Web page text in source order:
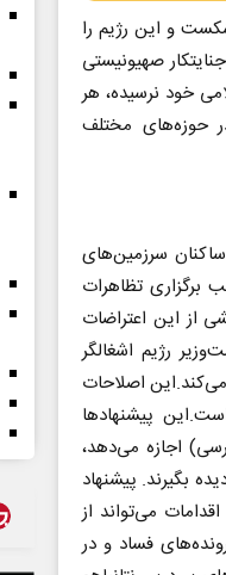
و این رژیم را
صهیونیستی
خود نرسیده، هر
حوزه‌های مختلف
سرزمین‌های
برگزاری تظاهرات
از این اعتراضات
رژیم اشغالگر
اصلاحات
پیشنهادها
است که به «اکثریت ساده» پارلمان(۶۱ کرسی از ۱۲۰ کرسی) اجازه می‌دهد،
بگیرند. پیشنهاد
می‌تواند از
فساد و در